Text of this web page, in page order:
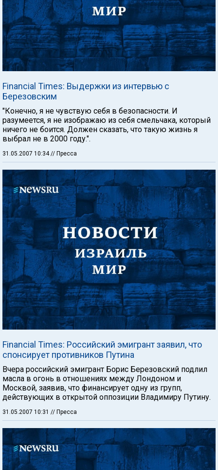
Financial Times: Выдержки из интервью с
Березовским
"Конечно, я не чувствую себя в безопасности. И
разумеется, я не изображаю из себя смельчака, который
ничего не боится. Должен сказать, что такую жизнь я
выбрал не в 2000 году.".
31.05.2007 10:34 // Пресса
Financial Times: Российский эмигрант заявил, что
спонсирует противников Путина
Вчера российский эмигрант Борис Березовский подлил
масла в огонь в отношениях между Лондоном и
Москвой, заявив, что финансирует одну из групп,
действующих в открытой оппозиции Владимиру Путину.
31.05.2007 10:31 // Пресса